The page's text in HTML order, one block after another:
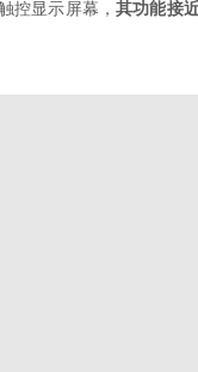
控显示屏幕，其功能接